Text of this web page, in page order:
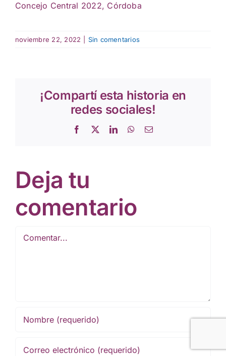
Concejo Central 2022, Córdoba
noviembre 22, 2022 Sin comentarios
¡Compartí esta historia en
redes sociales!
Facebook
X LinkedInWhatsApp
Correo
Deja tu
comentario
Comentar